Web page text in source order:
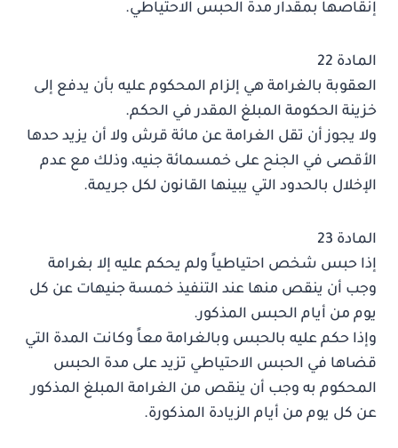
إنقاصها بمقدار مدة الحبس الاحتياطي.
المادة 22
العقوبة بالغرامة هي إلزام المحكوم عليه بأن يدفع إلى
خزينة الحكومة المبلغ المقدر في الحكم.
ولا يجوز أن تقل الغرامة عن مائة قرش ولا أن يزيد حدها
الأقصى في الجنح على خمسمائة جنيه، وذلك مع عدم
الإخلال بالحدود التي يبينها القانون لكل جريمة.
المادة 23
إذا حبس شخص احتياطياً ولم يحكم عليه إلا بغرامة
وجب أن ينقص منها عند التنفيذ خمسة جنيهات عن كل
يوم من أيام الحبس المذكور.
وإذا حكم عليه بالحبس وبالغرامة معاً وكانت المدة التي
قضاها في الحبس الاحتياطي تزيد على مدة الحبس
المحكوم به وجب أن ينقص من الغرامة المبلغ المذكور
عن كل يوم من أيام الزيادة المذكورة.